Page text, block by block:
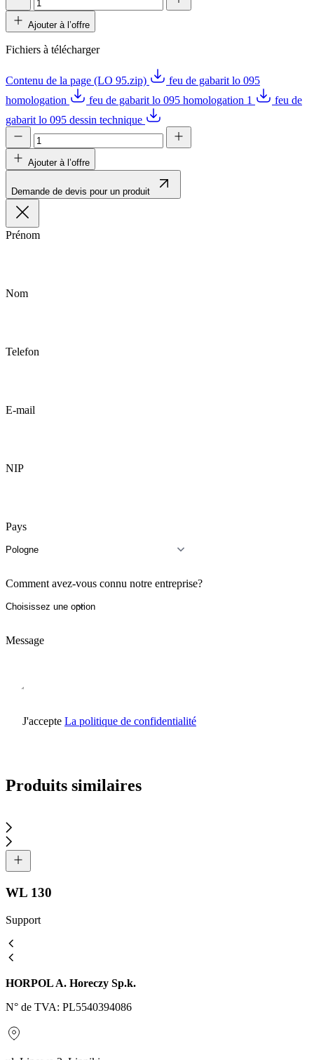
Ajouter à l’offre
Fichiers à télécharger
Contenu de la page (LO 95.zip)
feu de gabarit lo 095
homologation
feu de gabarit lo 095 homologation 1
feu de
gabarit lo 095 dessin technique
Ajouter à l’offre
Demande de devis pour un produit
Prénom
Nom
Telefon
E-mail
NIP
Pays
Comment avez-vous connu notre entreprise?
Message
J'accepte La politique de confidentialité
Produits similaires
WL 130
Support
HORPOL A. Horeczy Sp.k.
N° de TVA: PL5540394086